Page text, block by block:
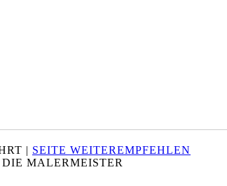
| SEITE WEITEREMPFEHLEN
MALERMEISTER